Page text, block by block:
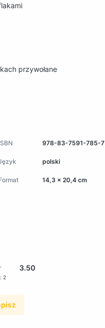
przywołane
978-83-7591-785-7
polski
14,3 x 20,4 cm
3.50
2